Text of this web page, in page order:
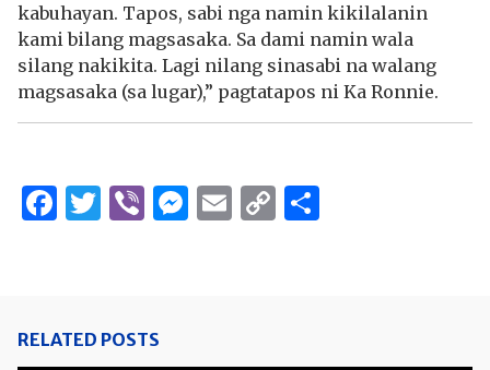
kabuhayan. Tapos, sabi nga namin kikilalanin
kami bilang magsasaka. Sa dami namin wala
silang nakikita. Lagi nilang sinasabi na walang
magsasaka (sa lugar),” pagtatapos ni Ka Ronnie.
Facebook
Twitter
ViberMessenger
Email
Copy
RELATED POSTS